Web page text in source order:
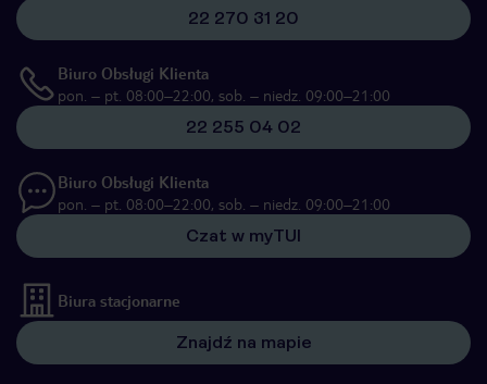
22 270 31 20
Biuro Obsługi Klienta
pon. – pt. 08:00–22:00, sob. – niedz. 09:00–21:00
22 255 04 02
Biuro Obsługi Klienta
pon. – pt. 08:00–22:00, sob. – niedz. 09:00–21:00
Czat w myTUI
Biura stacjonarne
Znajdź na mapie